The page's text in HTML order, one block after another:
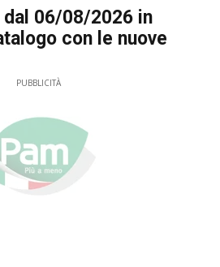
dal 06/08/2026 in
con le nuove
PUBBLICITÀ